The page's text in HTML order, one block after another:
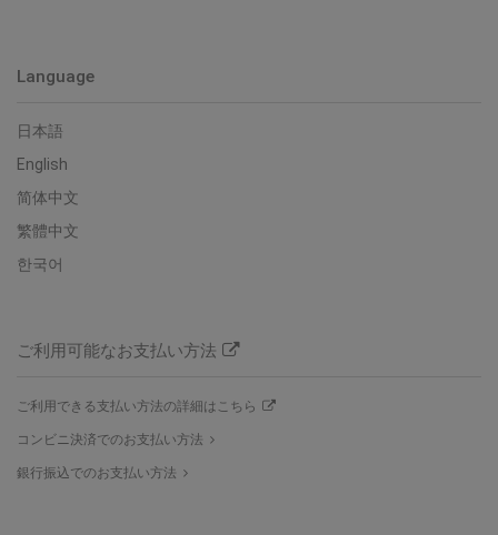
Language
日本語
English
简体中文
繁體中文
한국어
ご利用可能なお支払い方法
ご利用できる支払い方法の詳細はこちら
コンビニ決済でのお支払い方法
銀行振込でのお支払い方法